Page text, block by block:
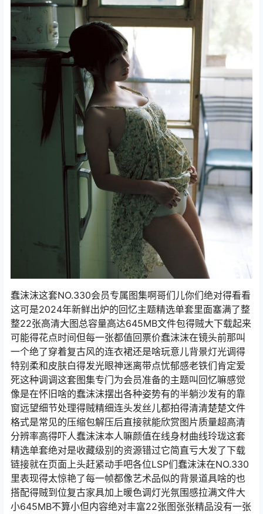
蠢沫沫这套NO.330会员专属图集啊哥们儿你们绝对得看看
这可是2024年新鲜出炉的回忆主题精选单套里面塞满了整
整22张高清大图总容量高达645MB文件包得贼大下载起来
可能得花点时间但每一张都值回票价蠢沫沫在镜头前那叫
一个绝了穿着复古风的连衣裙还是啥玩意儿背景灯光调得
特别柔和皮肤白得发光眼神迷离带点忧郁感老铁们肯定爱
死这种调调这套图集专门为会员准备的主题叫回忆嘛感觉
像是在怀旧啥的蠢沫沫摆出各种姿势有的半躺沙发有的靠
窗远望细节处理得贼精细连头发丝儿都拍得清清楚楚文件
格式是常见的压缩包解压后直接就能欣赏图片质量超高清
分辨率高得吓人蠢沫沫本人嘛颜值在线身材曲线玲珑这套
精选单套绝对是收藏级别的资源错过它简直亏大发了下载
链接就在页面上头赶紧动手吧各位LSP们蠢沫沫在NO.330
里表现得太惊艳了每一帧都像艺术品似的背景道具啥的也
搭配得贼到位复古家具加上暖色调灯光氛围感拉满文件大
小645MB不算小但内容绝对丰富22张图张张精品没有一张